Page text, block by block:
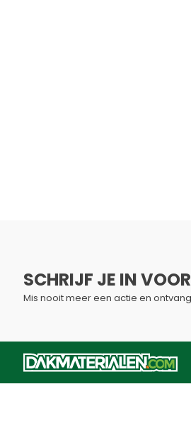
SCHRIJF JE IN
Mis nooit meer een actie en